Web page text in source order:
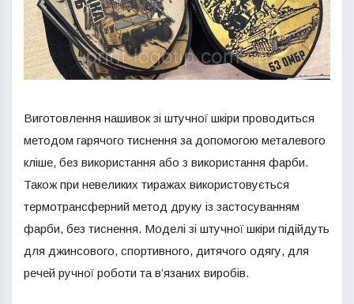
Виготовлення нашивок зі штучної шкіри проводиться
методом гарячого тиснення за допомогою металевого
кліше, без використання або з використання фарби.
Також при невеликих тиражах використовується
термотрансферний метод друку із застосуванням
фарби, без тиснення. Моделі зі штучної шкіри підійдуть
для джинсового, спортивного, дитячого одягу, для
речей ручної роботи та в’язаних виробів.